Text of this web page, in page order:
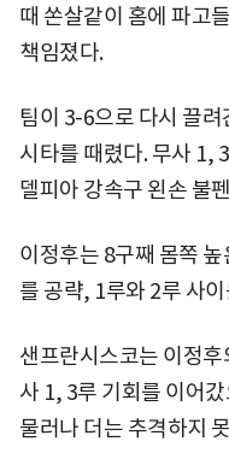
때 쏜살같이 홈에 파고
책임졌다.
팀이 3-6으로 다시 끌
시타를 때렸다. 무사 1,
델피아 강속구 왼손 불
이정후는 8구째 몸쪽
를 공략, 1루와 2루 사
샌프란시스코는 이정
사 1, 3루 기회를 이어
물러나 더는 추격하지